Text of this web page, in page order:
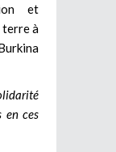
et
terre à
en ces